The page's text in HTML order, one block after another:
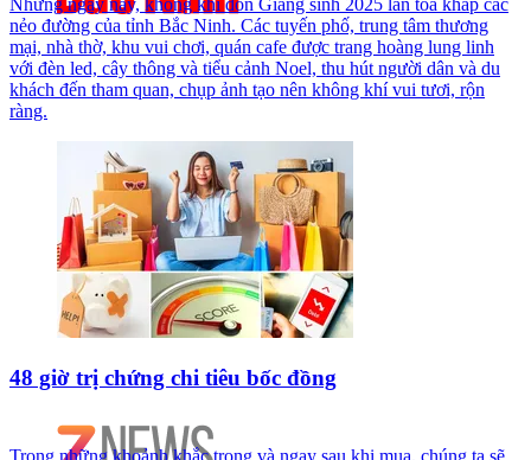
Những ngày này, không khí đón Giáng sinh 2025 lan tỏa khắp các
nẻo đường của tỉnh Bắc Ninh. Các tuyến phố, trung tâm thương
mại, nhà thờ, khu vui chơi, quán cafe được trang hoàng lung linh
với đèn led, cây thông và tiểu cảnh Noel, thu hút người dân và du
khách đến tham quan, chụp ảnh tạo nên không khí vui tươi, rộn
ràng.
48 giờ trị chứng chi tiêu bốc đồng